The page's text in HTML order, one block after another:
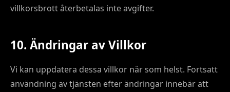
villkorsbrott återbetalas inte avgifter.
10. Ändringar av Villkor
Vi kan uppdatera dessa villkor när som helst. Fortsatt
användning av tjänsten efter ändringar innebär att